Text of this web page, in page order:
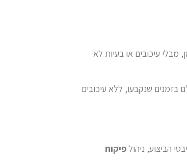
עיכובים או בעיות לא
בזמנים שנקבעו, ללא עיכובים
הביצוע, ניהולפיקוח